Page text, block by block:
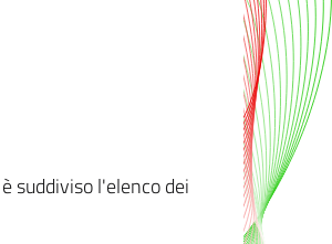
suddiviso l'elenco dei